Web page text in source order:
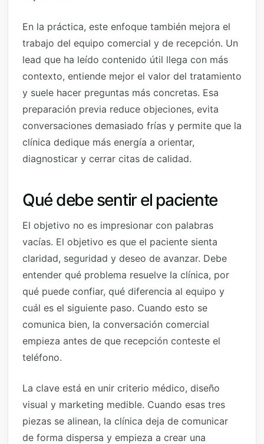
En la práctica, este enfoque también mejora el
trabajo del equipo comercial y de recepción. Un
lead que ha leído contenido útil llega con más
contexto, entiende mejor el valor del tratamiento
y suele hacer preguntas más concretas. Esa
preparación previa reduce objeciones, evita
conversaciones demasiado frías y permite que la
clínica dedique más energía a orientar,
diagnosticar y cerrar citas de calidad.
Qué debe sentir el paciente
El objetivo no es impresionar con palabras
vacías. El objetivo es que el paciente sienta
claridad, seguridad y deseo de avanzar. Debe
entender qué problema resuelve la clínica, por
qué puede confiar, qué diferencia al equipo y
cuál es el siguiente paso. Cuando esto se
comunica bien, la conversación comercial
empieza antes de que recepción conteste el
teléfono.
La clave está en unir criterio médico, diseño
visual y marketing medible. Cuando esas tres
piezas se alinean, la clínica deja de comunicar
de forma dispersa y empieza a crear una